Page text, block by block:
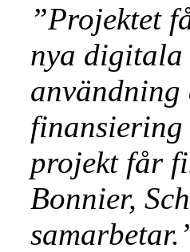
”Projektet
nya digitala
användning
projekt får
Bonnier,